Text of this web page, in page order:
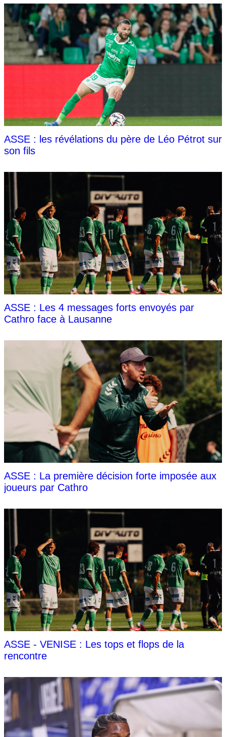
ASSE : les révélations du père de Léo Pétrot sur
son fils
ASSE : Les 4 messages forts envoyés par
Cathro face à Lausanne
ASSE : La première décision forte imposée aux
joueurs par Cathro
ASSE - VENISE : Les tops et flops de la
rencontre